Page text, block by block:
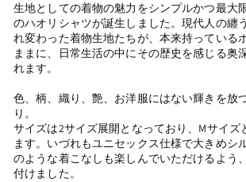
生地としての着物の魅力をシンプルかつ最大
のハオリシャツが誕生しました。現代人の纏
れ変わった着物生地たちが、本来持っている
ままに、日常生活の中にその歴史を感じる奥
れます。
色、柄、織り、艶、お洋服にはない輝きを放
り。
サイズは2サイズ展開となっており、Mサイズ
ます。いづれもユニセックス仕様で大きめシ
のような着こなしも楽しんでいただけるよう
付けました。